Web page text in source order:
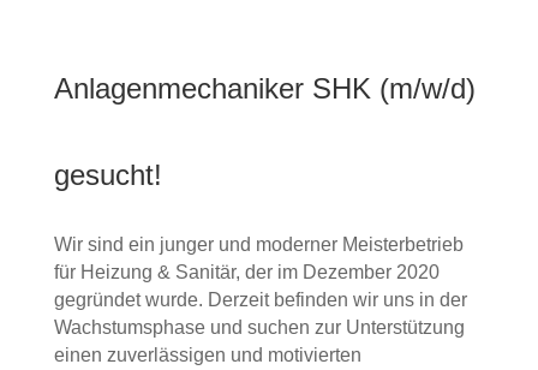
Anlagenmechaniker SHK (m/w/d)
gesucht!
Wir sind ein junger und moderner Meisterbetrieb
für Heizung & Sanitär, der im Dezember 2020
gegründet wurde. Derzeit befinden wir uns in der
Wachstumsphase und suchen zur Unterstützung
einen zuverlässigen und motivierten